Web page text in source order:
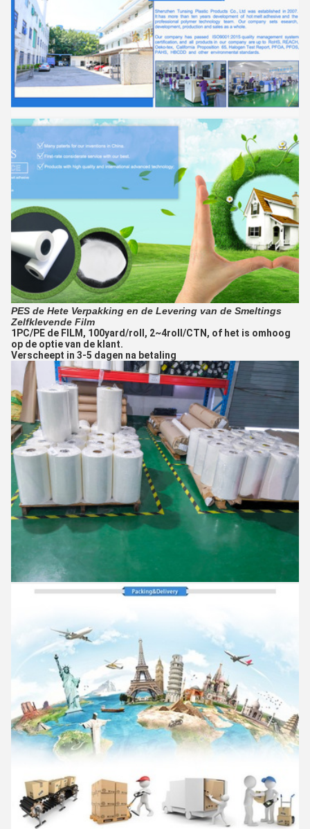
PES de Hete Verpakking en de Levering van de Smeltings
Zelfklevende Film
1PC/PE de FILM, 100yard/roll, 2~4roll/CTN, of het is omhoog
op de optie van de klant.
Verscheept in 3-5 dagen na betaling